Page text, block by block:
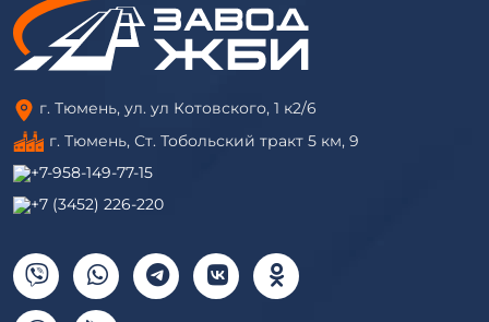
г. Тюмень, ул. ул Котовского, 1 к2/6
г. Тюмень, ​Ст. Тобольский тракт 5 км, 9
+7-958-149-77-15
+7 (3452) 226-220